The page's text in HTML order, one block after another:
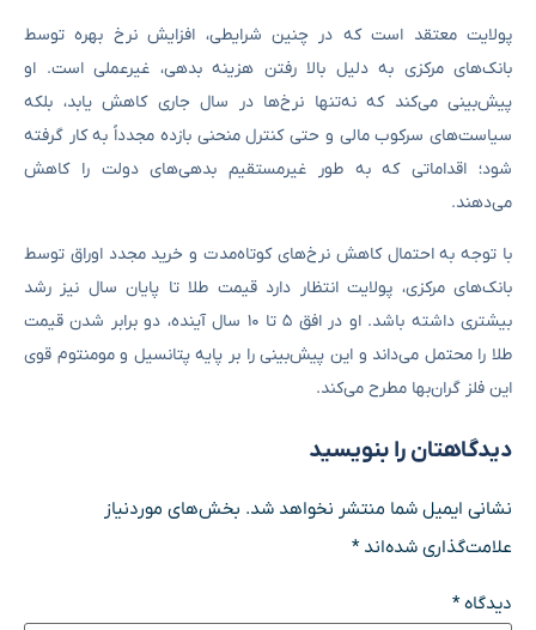
پولایت معتقد است که در چنین شرایطی، افزایش نرخ بهره توسط
بانک‌های مرکزی به دلیل بالا رفتن هزینه بدهی، غیرعملی است. او
پیش‌بینی می‌کند که نه‌تنها نرخ‌ها در سال جاری کاهش یابد، بلکه
سیاست‌های سرکوب مالی و حتی کنترل منحنی بازده مجدداً به کار گرفته
شود؛ اقداماتی که به طور غیرمستقیم بدهی‌های دولت را کاهش
می‌دهند.
با توجه به احتمال کاهش نرخ‌های کوتاه‌مدت و خرید مجدد اوراق توسط
بانک‌های مرکزی، پولایت انتظار دارد قیمت طلا تا پایان سال نیز رشد
بیشتری داشته باشد. او در افق ۵ تا ۱۰ سال آینده، دو برابر شدن قیمت
طلا را محتمل می‌داند و این پیش‌بینی را بر پایه پتانسیل و مومنتوم قوی
این فلز گران‌بها مطرح می‌کند.
دیدگاهتان را بنویسید
نشانی ایمیل شما منتشر نخواهد شد. بخش‌های موردنیاز
علامت‌گذاری شده‌اند*
دیدگاه*